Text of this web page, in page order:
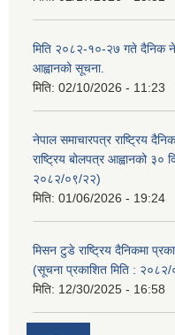
मिति २०८२-१०-२७ गते दैनिक
आह्वानको सूचना.
मिति: 02/10/2026 - 11:23
नेपाल समाचारपत्र राष्ट्रिय
राष्ट्रिय बोलपत्र आह्वानको ३०
२०८२/०९/२२)
मिति: 01/06/2026 - 19:24
मिसन टुडे राष्ट्रिय दैनिकमा
(सूचना प्रकाशित मिति :
मिति: 12/30/2025 - 16:58